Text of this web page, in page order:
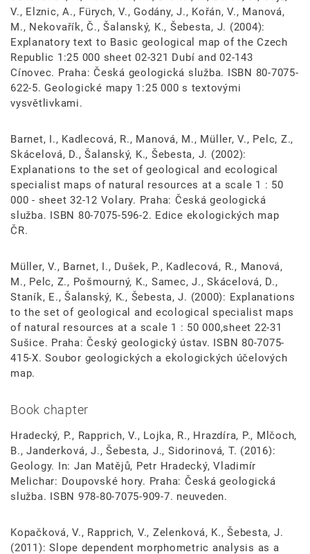
V., Elznic, A., Fürych, V., Godány, J., Kořán, V., Manová,
M., Nekovařík, Č., Šalanský, K., Šebesta, J. (2004):
Explanatory text to Basic geological map of the Czech
Republic 1:25 000 sheet 02-321 Dubí and 02-143
Cínovec. Praha: Česká geologická služba. ISBN 80-7075-
622-5. Geologické mapy 1:25 000 s textovými
vysvětlivkami.
Barnet, I., Kadlecová, R., Manová, M., Müller, V., Pelc, Z.,
Skácelová, D., Šalanský, K., Šebesta, J. (2002):
Explanations to the set of geological and ecological
specialist maps of natural resources at a scale 1 : 50
000 - sheet 32-12 Volary. Praha: Česká geologická
služba. ISBN 80-7075-596-2. Edice ekologických map
ČR.
Müller, V., Barnet, I., Dušek, P., Kadlecová, R., Manová,
M., Pelc, Z., Pošmourný, K., Samec, J., Skácelová, D.,
Staník, E., Šalanský, K., Šebesta, J. (2000): Explanations
to the set of geological and ecological specialist maps
of natural resources at a scale 1 : 50 000,sheet 22-31
Sušice. Praha: Český geologický ústav. ISBN 80-7075-
415-X. Soubor geologických a ekologických účelových
map.
Book chapter
Hradecký, P., Rapprich, V., Lojka, R., Hrazdíra, P., Mlčoch,
B., Janderková, J., Šebesta, J., Sidorinová, T. (2016):
Geology. In: Jan Matějů, Petr Hradecký, Vladimír
Melichar: Doupovské hory. Praha: Česká geologická
služba. ISBN 978-80-7075-909-7. neuveden.
Kopačková, V., Rapprich, V., Zelenková, K., Šebesta, J.
(2011): Slope dependent morphometric analysis as a